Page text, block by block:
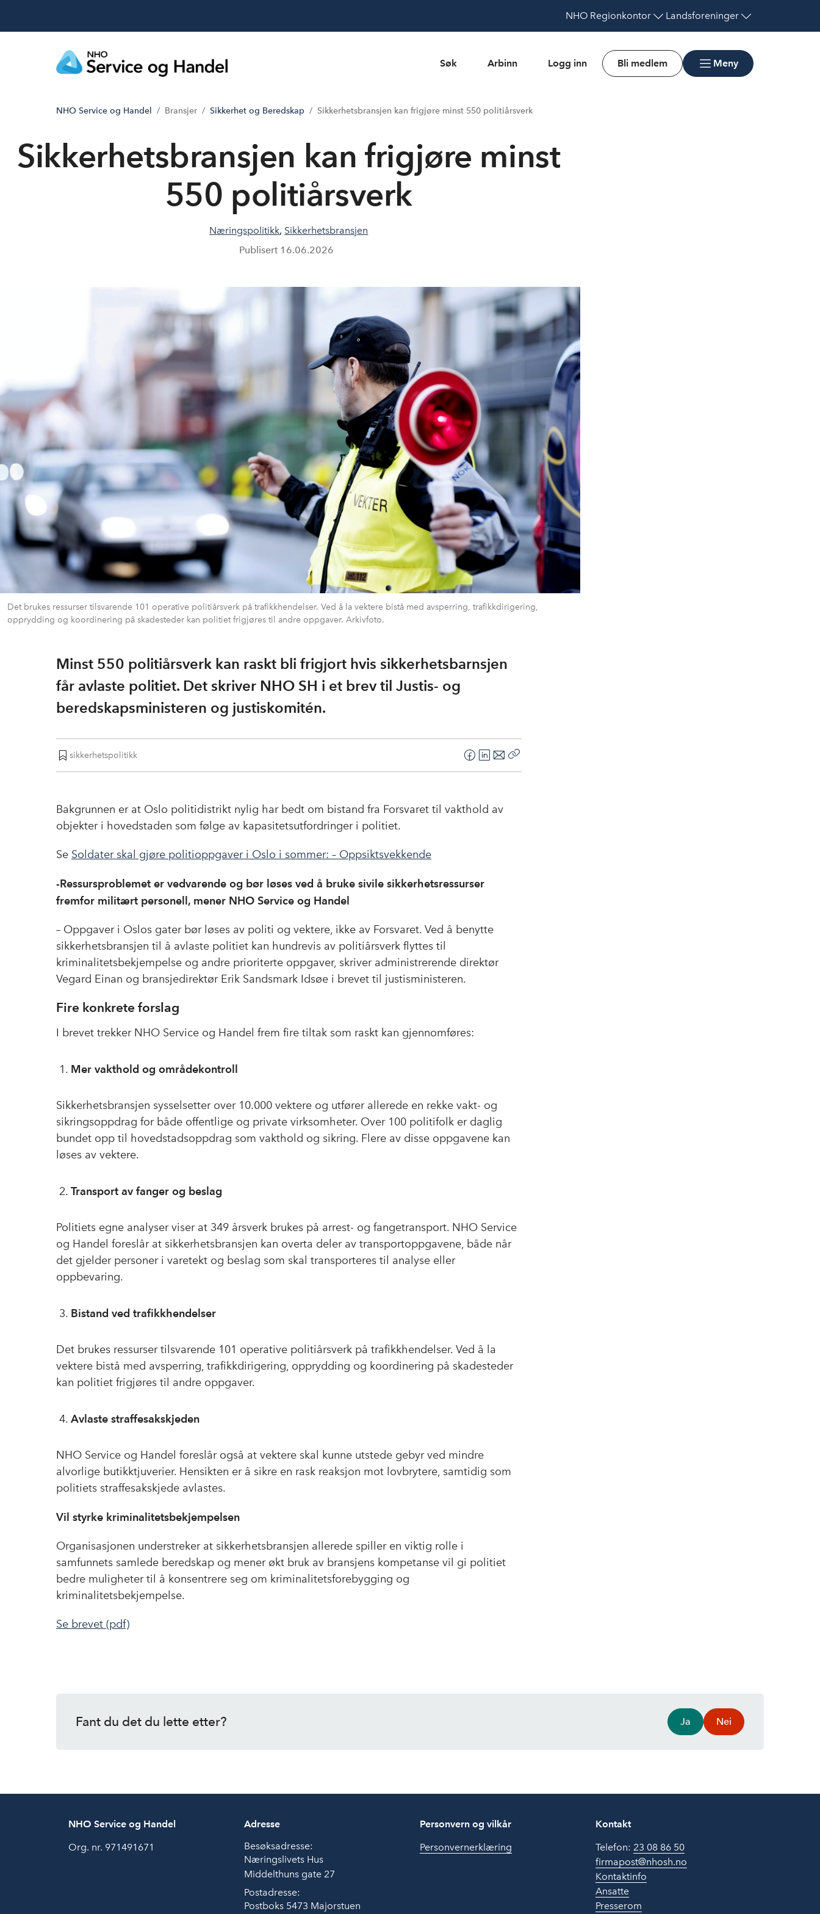
NHO Regionkontor Landsforeninger
Søk Arbinn Logg inn Bli medlem Meny
NHO Service og Handel Bransjer Sikkerhet og Beredskap Sikkerhetsbransjen kan frigjøre minst 550 politiårsverk
Sikkerhetsbransjen kan frigjøre minst
550 politiårsverk
Næringspolitikk, Sikkerhetsbransjen
Publisert 16.06.2026
Det brukes ressurser tilsvarende 101 operative politiårsverk på trafikkhendelser. Ved å la vektere bistå med avsperring, trafikkdirigering,
opprydding og koordinering på skadesteder kan politiet frigjøres til andre oppgaver. Arkivfoto.
Minst 550 politiårsverk kan raskt bli frigjort hvis sikkerhetsbarnsjen
får avlaste politiet. Det skriver NHO SH i et brev til Justis- og
beredskapsministeren og justiskomitén.
sikkerhetspolitikk
F
a
e
L
i
k
E
-
o
Bakgrunnen er at Oslo politidistrikt nylig har bedt om bistand fra Forsvaret til vakthold av
objekter i hovedstaden som følge av kapasitetsutfordringer i politiet.
Se Soldater skal gjøre politioppgaver i Oslo i sommer: – Oppsiktsvekkende
-Ressursproblemet er vedvarende og bør løses ved å bruke sivile sikkerhetsressurser
fremfor militært personell, mener NHO Service og Handel
– Oppgaver i Oslos gater bør løses av politi og vektere, ikke av Forsvaret. Ved å benytte
sikkerhetsbransjen til å avlaste politiet kan hundrevis av politiårsverk flyttes til
kriminalitetsbekjempelse og andre prioriterte oppgaver, skriver administrerende direktør
Vegard Einan og bransjedirektør Erik Sandsmark Idsøe i brevet til justisministeren.
Fire konkrete forslag
I brevet trekker NHO Service og Handel frem fire tiltak som raskt kan gjennomføres:
Mer vakthold og områdekontroll
Sikkerhetsbransjen sysselsetter over 10.000 vektere og utfører allerede en rekke vakt- og
sikringsoppdrag for både offentlige og private virksomheter. Over 100 politifolk er daglig
bundet opp til hovedstadsoppdrag som vakthold og sikring. Flere av disse oppgavene kan
løses av vektere.
Transport av fanger og beslag
Politiets egne analyser viser at 349 årsverk brukes på arrest- og fangetransport. NHO Service
og Handel foreslår at sikkerhetsbransjen kan overta deler av transportoppgavene, både når
det gjelder personer i varetekt og beslag som skal transporteres til analyse eller
oppbevaring.
Bistand ved trafikkhendelser
Det brukes ressurser tilsvarende 101 operative politiårsverk på trafikkhendelser. Ved å la
vektere bistå med avsperring, trafikkdirigering, opprydding og koordinering på skadesteder
kan politiet frigjøres til andre oppgaver.
Avlaste straffesakskjeden
NHO Service og Handel foreslår også at vektere skal kunne utstede gebyr ved mindre
alvorlige butikktjuverier. Hensikten er å sikre en rask reaksjon mot lovbrytere, samtidig som
politiets straffesakskjede avlastes.
Vil styrke kriminalitetsbekjempelsen
Organisasjonen understreker at sikkerhetsbransjen allerede spiller en viktig rolle i
samfunnets samlede beredskap og mener økt bruk av bransjens kompetanse vil gi politiet
bedre muligheter til å konsentrere seg om kriminalitetsforebygging og
kriminalitetsbekjempelse.
Se brevet (pdf)
Fant du det du lette etter? Ja Nei
NHO Service og Handel
Org. nr. 971491671
Adresse
Besøksadresse:
Næringslivets Hus
Middelthuns gate 27
Postadresse:
Postboks 5473 Majorstuen
Personvern og vilkår
Personvernerklæring
Kontakt
Telefon: 23 08 86 50
firmapost@nhosh.no
Kontaktinfo
Ansatte
Presserom